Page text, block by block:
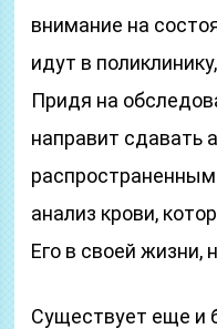
внимание на
идут в
Придя на
направит сдавать
анализ крови,
Его в своей жизни,
Существует еще и